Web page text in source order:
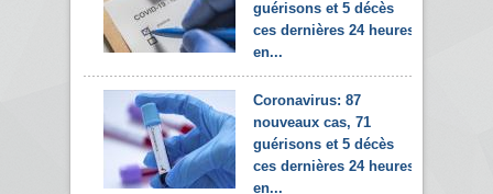
guérisons et 5 décès
ces dernières 24 heures
en...
Coronavirus: 87
nouveaux cas, 71
guérisons et 5 décès
ces dernières 24 heures
en...